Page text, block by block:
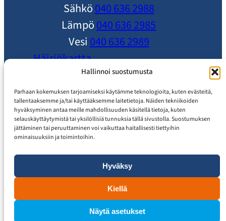
Hallinnoi suostumusta
Parhaan kokemuksen tarjoamiseksi käytämme teknologioita, kuten evästeitä,
tallentaaksemme ja/tai käyttääksemme laitetietoja. Näiden tekniikoiden
hyväksyminen antaa meille mahdollisuuden käsitellä tietoja, kuten
selauskäyttäytymistä tai yksilöllisiä tunnuksia tällä sivustolla. Suostumuksen
jättäminen tai peruuttaminen voi vaikuttaa haitallisesti tiettyihin
ominaisuuksiin ja toimintoihin.
Hyväksy
Kiellä
Näytä asetukset
Sähkö040 636 2988
Lämpö040 636 2985
Vesi040 636 2989
Häiriökartta
Ole yhteydessä
Ajankohtaista
Usein Kysytyt Kysymykset
Asiakaspalvelu
Tietosuojaseloste
Saavutettavuusseloste